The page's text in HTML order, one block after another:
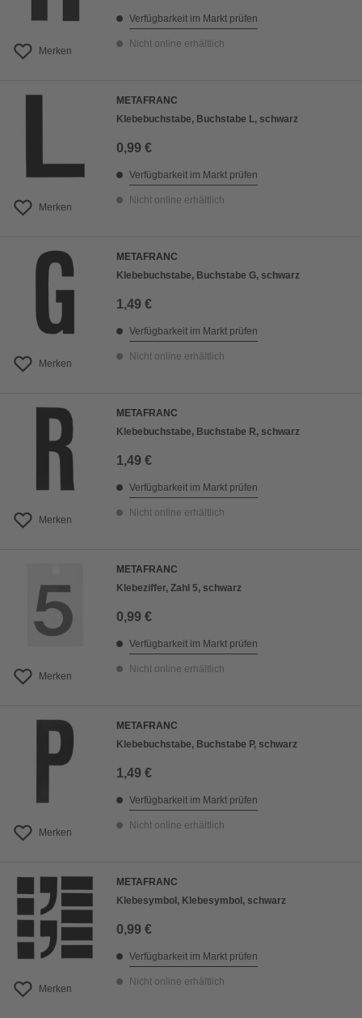
Merken
Verfügbarkeit im Markt prüfen
Nicht online erhältlich
Merken
METAFRANC
Klebebuchstabe, Buchstabe L, schwarz
0,99 €
Verfügbarkeit im Markt prüfen
Nicht online erhältlich
Merken
METAFRANC
Klebebuchstabe, Buchstabe G, schwarz
1,49 €
Verfügbarkeit im Markt prüfen
Nicht online erhältlich
Merken
METAFRANC
Klebebuchstabe, Buchstabe R, schwarz
1,49 €
Verfügbarkeit im Markt prüfen
Nicht online erhältlich
Merken
METAFRANC
Klebeziffer, Zahl 5, schwarz
0,99 €
Verfügbarkeit im Markt prüfen
Nicht online erhältlich
Merken
METAFRANC
Klebebuchstabe, Buchstabe P, schwarz
1,49 €
Verfügbarkeit im Markt prüfen
Nicht online erhältlich
Merken
METAFRANC
Klebesymbol, Klebesymbol, schwarz
0,99 €
Verfügbarkeit im Markt prüfen
Nicht online erhältlich